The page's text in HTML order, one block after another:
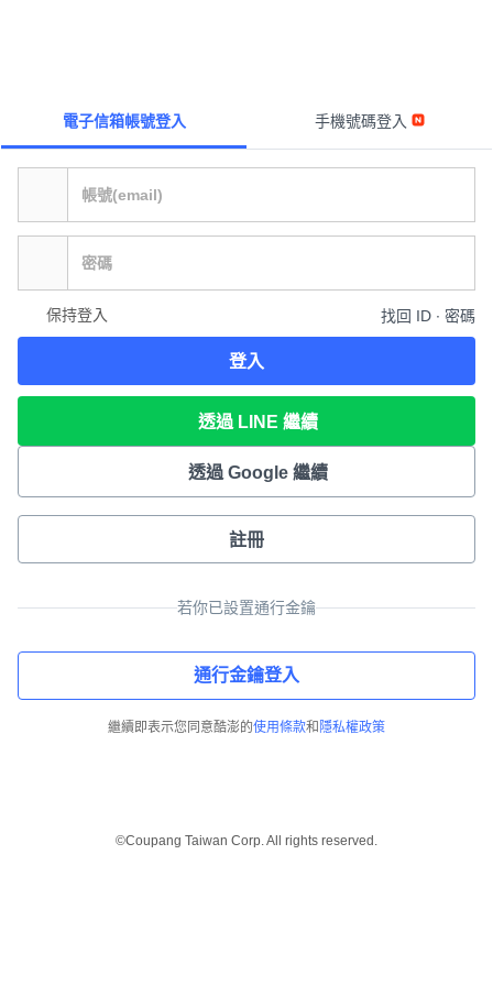
電子信箱帳號登入 手機號碼登入
保持登入 找回 ID ∙ 密碼
登入
透過 LINE 繼續
透過 Google 繼續
註冊
若你已設置通行金鑰
通行金鑰登入
繼續即表示您同意酷澎的使用條款和 隱私權政策
©Coupang Taiwan Corp. All rights reserved.